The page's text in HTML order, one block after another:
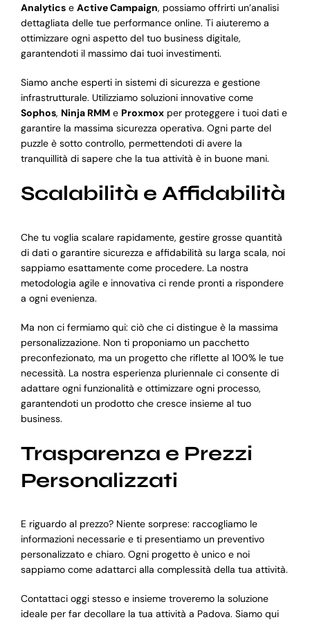
Analyticse Active Campaign, possiamo offrirti un’analisi
dettagliata delle tue performance online. Ti aiuteremo a
ottimizzare ogni aspetto del tuo business digitale,
garantendoti il massimo dai tuoi investimenti.
Siamo anche esperti in sistemi di sicurezza e gestione
infrastrutturale. Utilizziamo soluzioni innovative come
Sophos, Ninja RMMe Proxmoxper proteggere i tuoi dati e
garantire la massima sicurezza operativa. Ogni parte del
puzzle è sotto controllo, permettendoti di avere la
tranquillità di sapere che la tua attività è in buone mani.
Scalabilità e Affidabilità
Che tu voglia scalare rapidamente, gestire grosse quantità
di dati o garantire sicurezza e affidabilità su larga scala, noi
sappiamo esattamente come procedere. La nostra
metodologia agile e innovativa ci rende pronti a rispondere
a ogni evenienza.
Ma non ci fermiamo qui: ciò che ci distingue è la massima
personalizzazione. Non ti proponiamo un pacchetto
preconfezionato, ma un progetto che riflette al 100% le tue
necessità. La nostra esperienza pluriennale ci consente di
adattare ogni funzionalità e ottimizzare ogni processo,
garantendoti un prodotto che cresce insieme al tuo
business.
Trasparenza e Prezzi
Personalizzati
E riguardo al prezzo? Niente sorprese: raccogliamo le
informazioni necessarie e ti presentiamo un preventivo
personalizzato e chiaro. Ogni progetto è unico e noi
sappiamo come adattarci alla complessità della tua attività.
Contattaci oggi stesso e insieme troveremo la soluzione
ideale per far decollare la tua attività a Padova. Siamo qui